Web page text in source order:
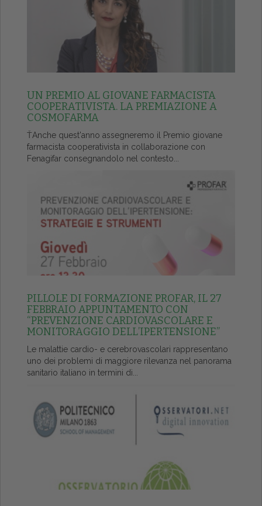
UN PREMIO AL GIOVANE FARMACISTA
COOPERATIVISTA. LA PREMIAZIONE A
COSMOFARMA
ŤAnche quest'anno assegneremo il Premio giovane
farmacista cooperativista in collaborazione con
Fenagifar consegnandolo nel contesto...
PILLOLE DI FORMAZIONE PROFAR, IL 27
FEBBRAIO APPUNTAMENTO CON
“PREVENZIONE CARDIOVASCOLARE E
MONITORAGGIO DELL’IPERTENSIONE”
Le malattie cardio- e cerebrovascolari rappresentano
uno dei problemi di maggiore rilevanza nel panorama
sanitario italiano in termini di...